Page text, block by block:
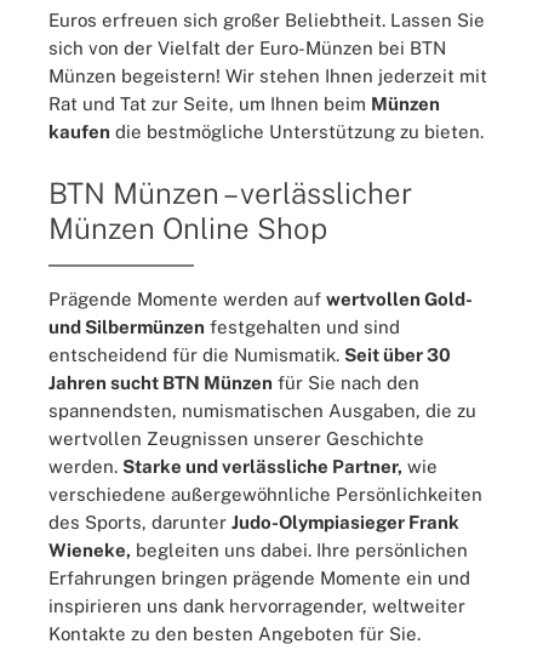
Euros erfreuen sich großer Beliebtheit. Lassen Sie
sich von der Vielfalt der Euro-Münzen bei BTN
Münzen begeistern! Wir stehen Ihnen jederzeit mit
Rat und Tat zur Seite, um Ihnen beim Münzen
kaufen die bestmögliche Unterstützung zu bieten.
BTN Münzen – verlässlicher
Münzen Online Shop
Prägende Momente werden auf wertvollen Gold-
und Silbermünzen festgehalten und sind
entscheidend für die Numismatik. Seit über 30
Jahren sucht BTN Münzen für Sie nach den
spannendsten, numismatischen Ausgaben, die zu
wertvollen Zeugnissen unserer Geschichte
werden. Starke und verlässliche Partner, wie
verschiedene außergewöhnliche Persönlichkeiten
des Sports, darunter Judo-Olympiasieger Frank
Wieneke, begleiten uns dabei. Ihre persönlichen
Erfahrungen bringen prägende Momente ein und
inspirieren uns dank hervorragender, weltweiter
Kontakte zu den besten Angeboten für Sie.